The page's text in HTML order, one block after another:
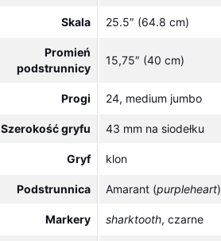
Skala 25.5″ (64.8 cm)
Promień
podstrunnicy
15,75″ (40 cm)
Progi 24, medium jumbo
Szerokość gryfu 43 mm na siodełku
Gryf klon
Podstrunnica Amarant (purpleheart)
Markery sharktooth, czarne